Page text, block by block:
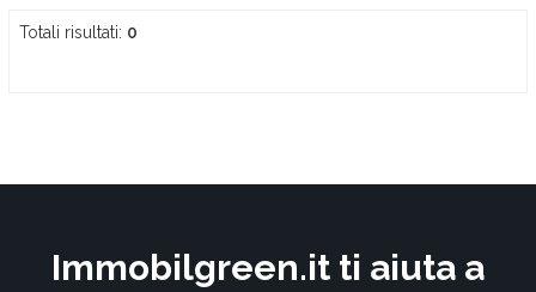
Totali risultati: 0
Immobilgreen.it ti aiuta a